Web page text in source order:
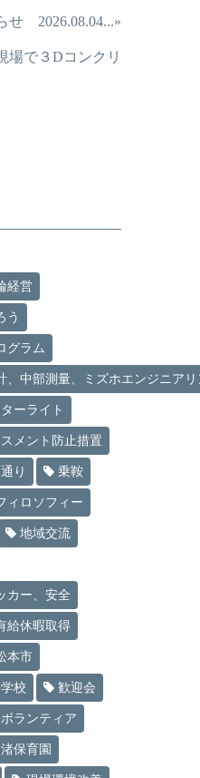
せ 2026.08.04...»
場で３Dコンクリ
経営
う
グラム
、中部測量、ミズホエンジニアリ
ーライト
メント防止措置
り 乗鞍
ィロソフィー
地域交流
カー、安全
給休暇取得
本市
校 歓迎会
ランティア
保育園